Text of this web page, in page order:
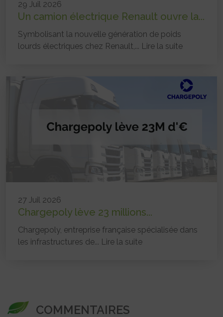
29 Juil 2026
Un camion électrique Renault ouvre la...
Symbolisant la nouvelle génération de poids
lourds électriques chez Renault,... Lire la suite
27 Juil 2026
Chargepoly lève 23 millions...
Chargepoly, entreprise française spécialisée dans
les infrastructures de... Lire la suite
COMMENTAIRES